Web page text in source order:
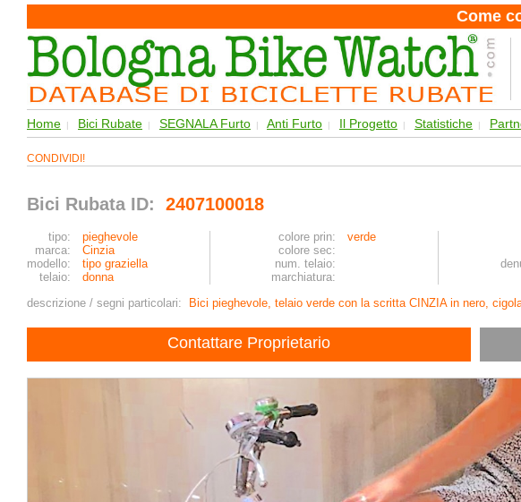
Come
Home | Bici Rubate | SEGNALA Furto | Anti Furto | Il Progetto | Statistiche |
CONDIVIDI!
Bici Rubata ID: 2407100018
tipo: pieghevole colore prin: verde
marca:
Cinzia colore sec:
modello:
tipo graziella num. telaio:
telaio:
donna
marchiatura:
descrizione / segni particolari:
Bici pieghevole, telaio verde con la scritta CINZIA in nero,
Contattare Proprietario